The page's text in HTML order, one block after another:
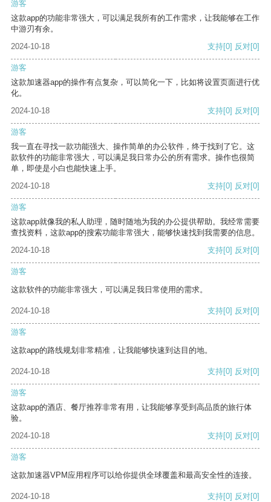
游客
这款app的功能非常强大，可以满足我所有的工作需求，让我能够在工作
中游刃有余。
2024-10-18
支持[0] 反对[0]
游客
这款加速器app的操作有点复杂，可以简化一下，比如将设置页面进行优
化。
2024-10-18
支持[0] 反对[0]
游客
我一直在寻找一款功能强大、操作简单的办公软件，终于找到了它。这
款软件的功能非常强大，可以满足我日常办公的所有需求。操作也很简
单，即使是小白也能快速上手。
2024-10-18
支持[0] 反对[0]
游客
这款app就像我的私人助理，随时随地为我的办公提供帮助。我经常需要
查找资料，这款app的搜索功能非常强大，能够快速找到我需要的信息。
2024-10-18
支持[0] 反对[0]
游客
这款软件的功能非常强大，可以满足我日常使用的需求。
2024-10-18 支持[0] 反对[0]
游客
这款app的路线规划非常精准，让我能够快速到达目的地。
2024-10-18 支持[0] 反对[0]
游客
这款app的酒店、餐厅推荐非常有用，让我能够享受到高品质的旅行体
验。
2024-10-18
支持[0] 反对[0]
游客
这款加速器VPM应用程序可以给你提供全球覆盖和最高安全性的连接。
2024-10-18 支持[0] 反对[0]